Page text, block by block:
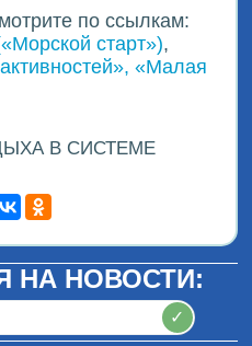
по ссылкам:
старт»),
«Малая
В СИСТЕМЕ
НА НОВОСТИ:
✓